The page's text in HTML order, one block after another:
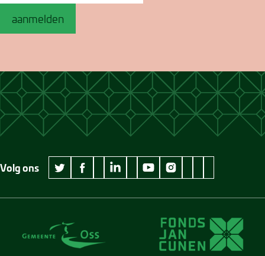
aanmelden
Volg ons
twitter Museum Jan Cunen
facebook Museum Jan Cunen
wikipedia Museum Jan Cunen
linkedin Museum Jan Cunen
googleplus Museum Jan Cunen
youtube Museum Jan Cunen
instagram Museum